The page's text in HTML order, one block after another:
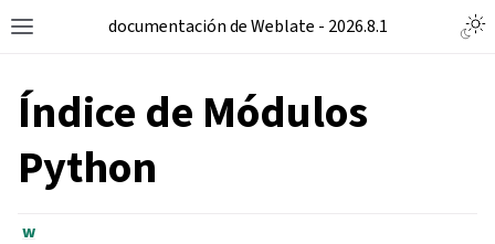
documentación de Weblate - 2026.8.1
Índice de Módulos
Python
w